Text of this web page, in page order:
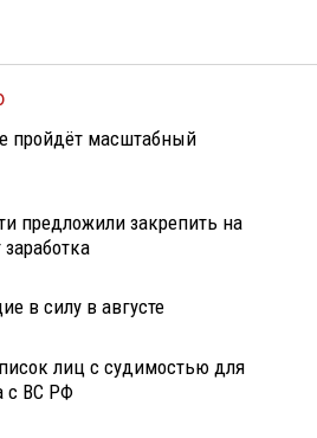
пройдёт масштабный
предложили закрепить на
в силу в августе
лиц с судимостью для
с ВС РФ